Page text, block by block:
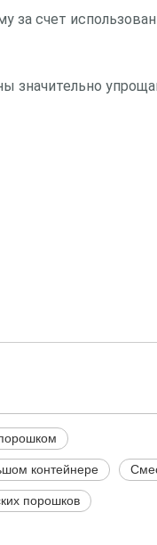
за счет
значительно
контейнере
порошков